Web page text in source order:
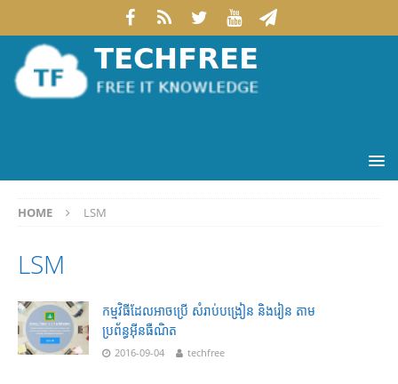
HOME LSM
LSM
កម្មវិធីដែលអាចប្រើ សំរាប់បង្រៀន និងរៀន តាម
ប្រព័ន្ធអុីនធឺណិត
2016-09-04 techfree